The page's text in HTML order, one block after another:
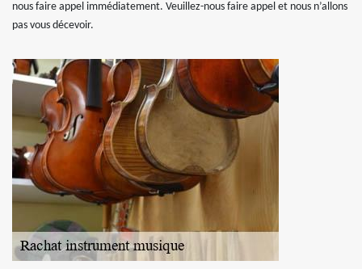
nous faire appel immédiatement. Veuillez-nous faire appel et nous n’allons
pas vous décevoir.